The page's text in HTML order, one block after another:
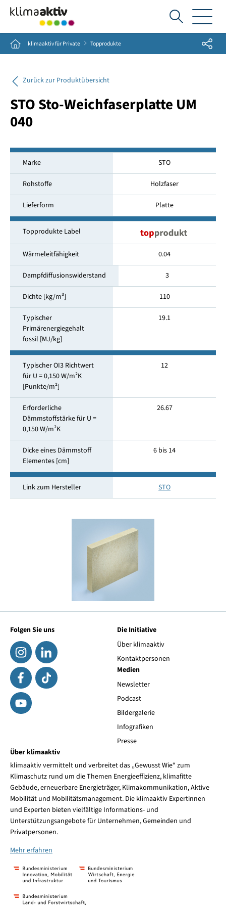
Ich
suche...
Home klimaaktiv für Private Topprodukte Share
Zurück zur Produktübersicht
STO Sto-Weichfaserplatte UM
040
Marke STO
Rohstoffe Holzfaser
Lieferform Platte
Topprodukte Label
Wärmeleitfähigkeit 0.04
Dampfdiffusionswiderstand 3
Dichte [kg/m³] 110
Typischer
Primärenergiegehalt
fossil [MJ/kg]
19.1
Typischer OI3 Richtwert
für U = 0,150 W/m²K
[Punkte/m²]
12
Erforderliche
Dämmstoffstärke für U =
0,150 W/m²K
26.67
Dicke eines Dämmstoff
Elementes [cm]
6 bis 14
Link zum Hersteller STO
Folgen Sie uns
Die Initiative
Über klimaaktiv
Kontaktpersonen
Medien
Newsletter
Podcast
Bildergalerie
Infografiken
Presse
Über klimaaktiv
klimaaktiv vermittelt und verbreitet das „Gewusst Wie“ zum
Klimaschutz rund um die Themen Energieeffizienz, klimafitte
Gebäude, erneuerbare Energieträger, Klimakommunikation, Aktive
Mobilität und Mobilitätsmanagement. Die klimaaktiv Expertinnen
und Experten bieten vielfältige Informations- und
Unterstützungsangebote für Unternehmen, Gemeinden und
Privatpersonen.
Mehr erfahren